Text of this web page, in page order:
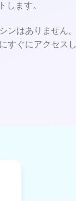
ます。
ンはありません。
すぐにアクセスし